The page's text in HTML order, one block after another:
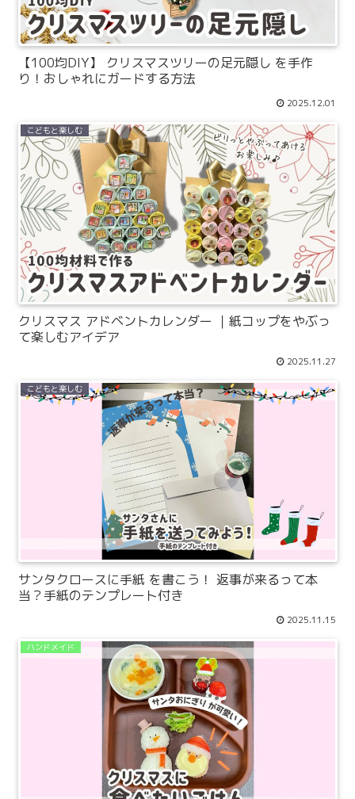
【100均DIY】 クリスマスツリーの足元隠し を手作
り！おしゃれにガードする方法
2025.12.01
こどもと楽しむ
クリスマス アドベントカレンダー ｜紙コップをやぶっ
て楽しむアイデア
2025.11.27
こどもと楽しむ
サンタクロースに手紙 を書こう！ 返事が来るって本
当？手紙のテンプレート付き
2025.11.15
ハンドメイド